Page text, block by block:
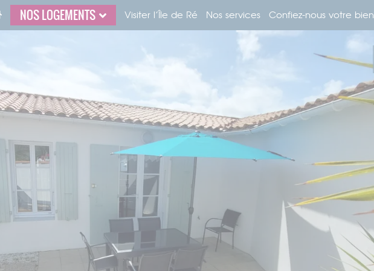
NOS LOGEMENTS Visiter l’Île de Ré Nos services Confiez-nous votre bien